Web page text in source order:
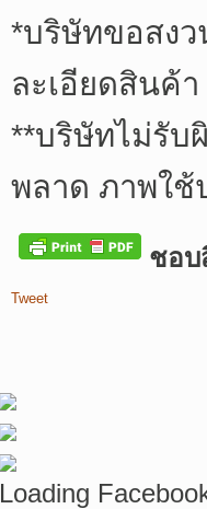
*บริษัทขอสงว
ละเอียดสินค้
**บริษัทไม่รับ
พลาด ภาพใ
ชอบ
Tweet
Loading